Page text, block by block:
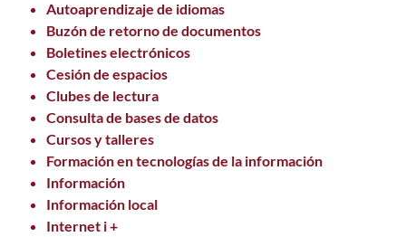
Autoaprendizaje de idiomas
Buzón de retorno de documentos
Boletines electrónicos
Cesión de espacios
Clubes de lectura
Consulta de bases de datos
Cursos y talleres
Formación en tecnologías de la información
Información
Información local
Internet i +